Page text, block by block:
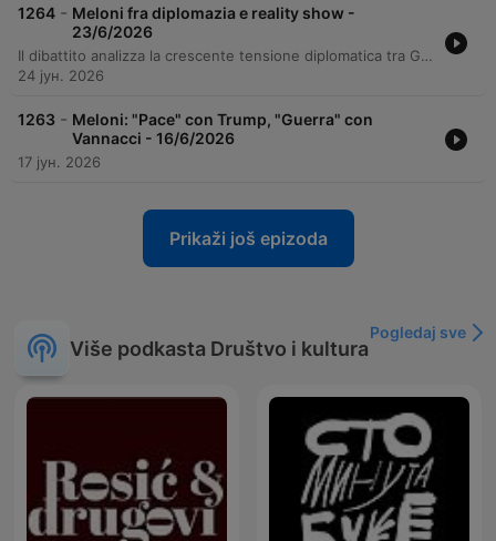
1264 - Meloni fra diplomazia e reality show -
23/6/2026
Il dibattito analizza la crescente tensione diplomatica tra Giorgia Meloni e Donald Trump, esplorando la fine della narrazione della Premier italiana come mediatrice tra USA ed Europa e i possibili rischi di ritorsioni politiche. L'episodio esamina inoltre l'ascesa di Vannacci e l'estremizzazione della destra, la frammentazione del centro-sinistra e le recenti difficoltà finanziarie di SpaceX e la strategia di Elon Musk legata all'uso del debito.
24 јун. 2026
1263 - Meloni: "Pace" con Trump, "Guerra" con
Vannacci - 16/6/2026
17 јун. 2026
Prikaži još epizoda
Više podkasta Društvo i kultura
Pogledaj sve